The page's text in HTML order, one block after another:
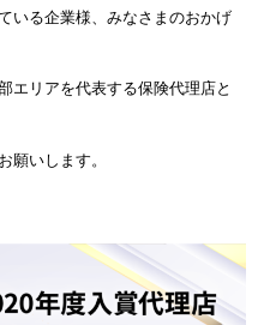
いる企業様、みなさまのおかげ
エリアを代表する保険代理店と
願いします。